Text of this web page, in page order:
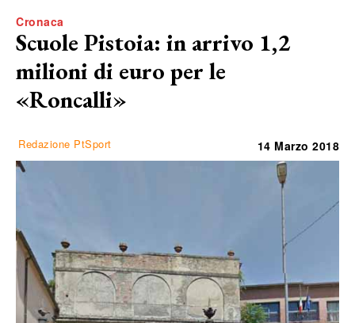
Cronaca
Scuole Pistoia: in arrivo 1,2
milioni di euro per le
«Roncalli»
Redazione PtSport 14 Marzo 2018